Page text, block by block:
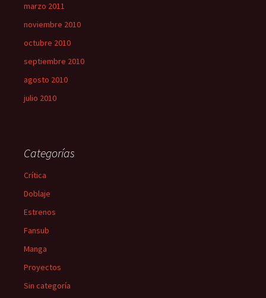
marzo 2011
noviembre 2010
octubre 2010
septiembre 2010
agosto 2010
julio 2010
Categorías
Crítica
Doblaje
Estrenos
Fansub
Manga
Proyectos
Sin categoría